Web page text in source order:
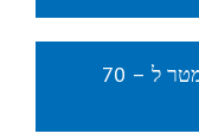
השכרת אוהל אבלים 4X10 מטר ל – 70